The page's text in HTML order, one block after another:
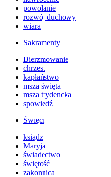
powołanie
rozwój duchowy
wiara
Sakramenty
Bierzmowanie
chrzest
kapłaństwo
msza święta
msza trydencka
spowiedź
Święci
ksiądz
Maryja
świadectwo
świętość
zakonnica